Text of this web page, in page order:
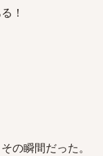
！
の瞬間だった。